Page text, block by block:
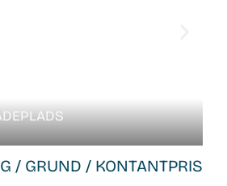
/ GRUND / KONTANTPRIS